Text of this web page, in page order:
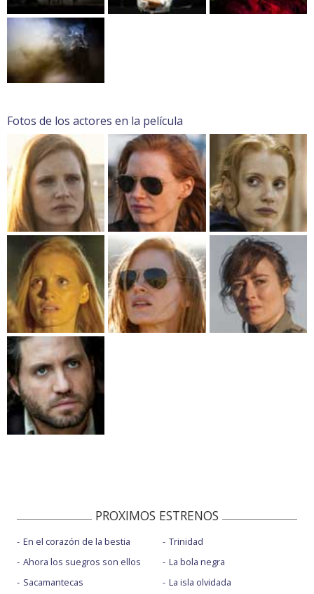
Fotos de los actores en la película
PROXIMOS ESTRENOS
En el corazón de la bestia
Ahora los suegros son ellos
Sacamantecas
Trinidad
La bola negra
La isla olvidada